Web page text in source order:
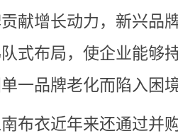
献增长动力，新兴品
式布局，使企业能够
一品牌老化而陷入困
布衣近年来还通过并